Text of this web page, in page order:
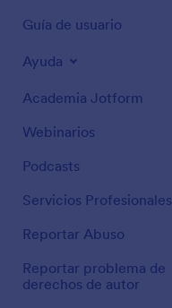
Guía de usuario
Ayuda
Academia Jotform
Webinarios
Podcasts
Servicios Profesionales
Reportar Abuso
Reportar problema de
derechos de autor